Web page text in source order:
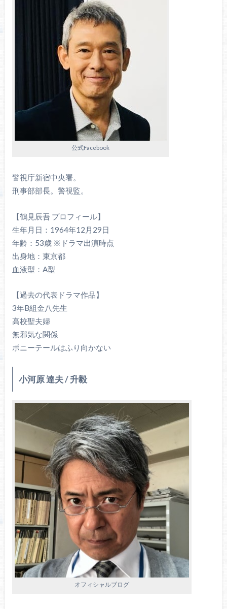
公式Facebook
警視庁新宿中央署。
刑事部部長。警視監。
【鶴見辰吾 プロフィール】
生年月日：1964年12月29日
年齢：53歳 ※ドラマ出演時点
出身地：東京都
血液型：A型
【過去の代表ドラマ作品】
3年B組金八先生
高校聖夫婦
無邪気な関係
ポニーテールはふり向かない
小河原 達夫 / 升毅
オフィシャルブログ